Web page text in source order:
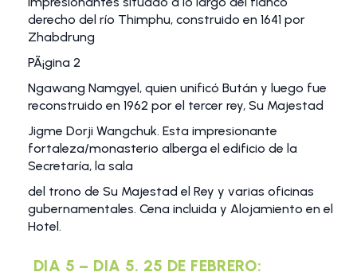
derecho del río Thimphu, construido en 1641 por
Zhabdrung
PÃ¡gina 2
Ngawang Namgyel, quien unificó Bután y luego fue
reconstruido en 1962 por el tercer rey, Su Majestad
Jigme Dorji Wangchuk. Esta impresionante
fortaleza/monasterio alberga el edificio de la
Secretaría, la sala
del trono de Su Majestad el Rey y varias oficinas
gubernamentales. Cena incluida y Alojamiento en el
Hotel.
DIA 5 – DIA 5. 25 DE FEBRERO: